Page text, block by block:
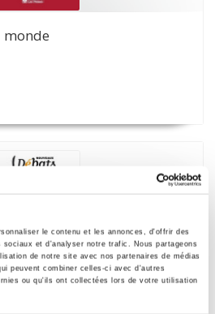
le contenu et les annonces, d'offrir des
et d'analyser notre trafic. Nous partageons
de notre site avec nos partenaires de médias
peuvent combiner celles-ci avec d'autres
ou qu'ils ont collectées lors de votre utilisation
monde